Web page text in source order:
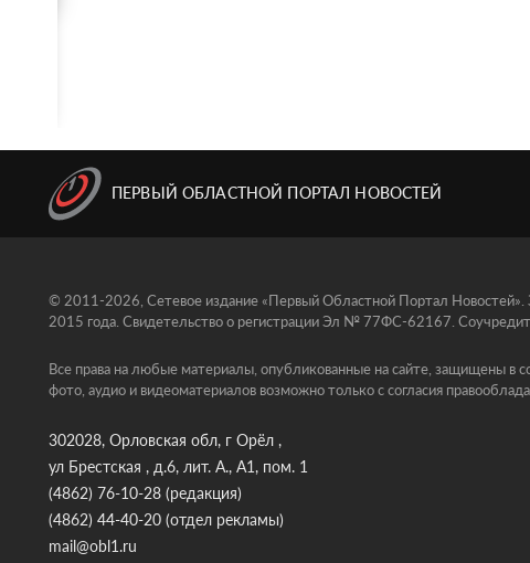
ПЕРВЫЙ ОБЛАСТНОЙ ПОРТАЛ НОВОСТЕЙ
© 2011-2026, Сетевое издание «Первый Областной Портал Новостей».
2015 года. Свидетельство о регистрации Эл № 77ФС-62167.
Все права на любые материалы, опубликованные на сайте, защищены в
фото, аудио и видеоматериалов возможно только с согласия
302028, Орловская обл, г Орёл ,
ул Брестская , д.6, лит. А., А1, пом. 1
(4862) 76-10-28 (редакция)
(4862) 44-40-20 (отдел рекламы)
mail@obl1.ru